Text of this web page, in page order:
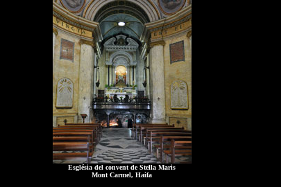
Església del convent de Stella Maris
Mont Carmel, Haifa